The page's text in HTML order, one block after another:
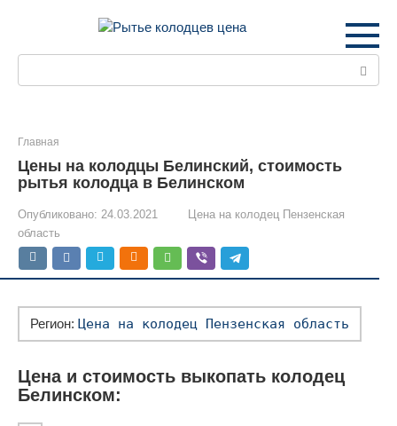
Главная
Цены на колодцы Белинский, стоимость
рытья колодца в Белинском
Опубликовано: 24.03.2021
Цена на колодец Пензенская
область
Регион: Цена на колодец Пензенская область
Цена и стоимость выкопать колодец
Белинском: